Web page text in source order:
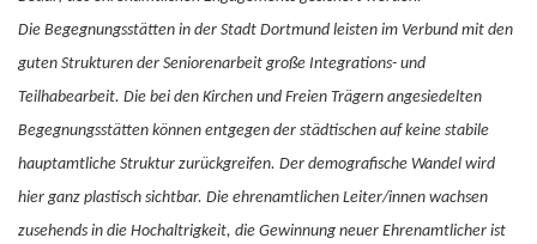
Die Begegnungsstätten in der Stadt Dortmund leisten im Verbund mit den
guten Strukturen der Seniorenarbeit große Integrations- und
Teilhabearbeit. Die bei den Kirchen und Freien Trägern angesiedelten
Begegnungsstätten können entgegen der städtischen auf keine stabile
hauptamtliche Struktur zurückgreifen. Der demografische Wandel wird
hier ganz plastisch sichtbar. Die ehrenamtlichen Leiter/innen wachsen
zusehends in die Hochaltrigkeit, die Gewinnung neuer Ehrenamtlicher ist